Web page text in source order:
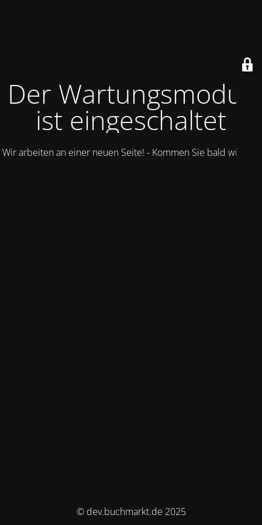
Der Wartungsmodus
ist eingeschaltet
Wir arbeiten an einer neuen Seite! - Kommen Sie bald wieder.
© dev.buchmarkt.de 2025